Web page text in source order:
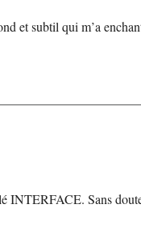
et subtil qui m’a
INTERFACE. Sans